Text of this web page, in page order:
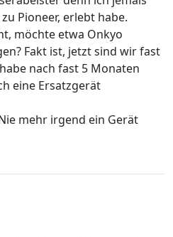
Pioneer, erlebt habe.
möchte etwa Onkyo
Fakt ist, jetzt sind wir fast
nach fast 5 Monaten
eine Ersatzgerät
mehr irgend ein Gerät